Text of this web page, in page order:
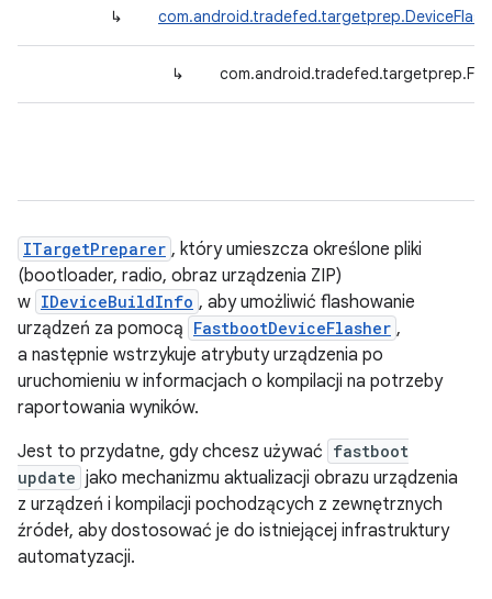
↳
↳
ITargetPreparer , który umieszcza określone pliki
(bootloader, radio, obraz urządzenia ZIP)
w IDeviceBuildInfo , aby umożliwić flashowanie
urządzeń za pomocą FastbootDeviceFlasher ,
a następnie wstrzykuje atrybuty urządzenia po
uruchomieniu w informacjach o kompilacji na potrzeby
raportowania wyników.
Jest to przydatne, gdy chcesz używać fastboot
update jako mechanizmu aktualizacji obrazu urządzenia
z urządzeń i kompilacji pochodzących z zewnętrznych
źródeł, aby dostosować je do istniejącej infrastruktury
automatyzacji.